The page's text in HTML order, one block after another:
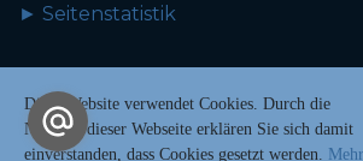
► Seitenstatistik
Copyright © 2020-
Diese Website verwendet Cookies. Durch die
Nutzung dieser Webseite erklären Sie sich damit
einverstanden, dass Cookies gesetzt werden.